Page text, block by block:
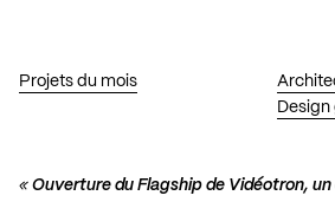
Projets du mois
« Ouverture du Flagship de Vidéotron,